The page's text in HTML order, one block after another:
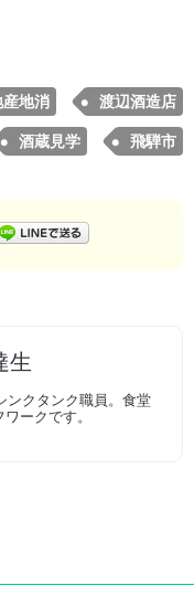
地消
渡辺酒造店
酒蔵見学 飛騨市
生
ンクタンク職員。食堂
ークです。